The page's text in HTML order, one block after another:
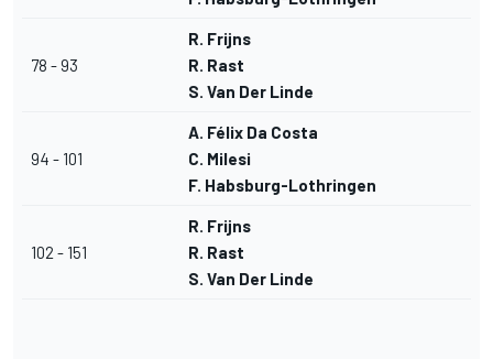
78 - 93
R. Frijns
R. Rast
S. Van Der Linde
94 - 101
A. Félix Da Costa
C. Milesi
F. Habsburg-Lothringen
102 - 151
R. Frijns
R. Rast
S. Van Der Linde